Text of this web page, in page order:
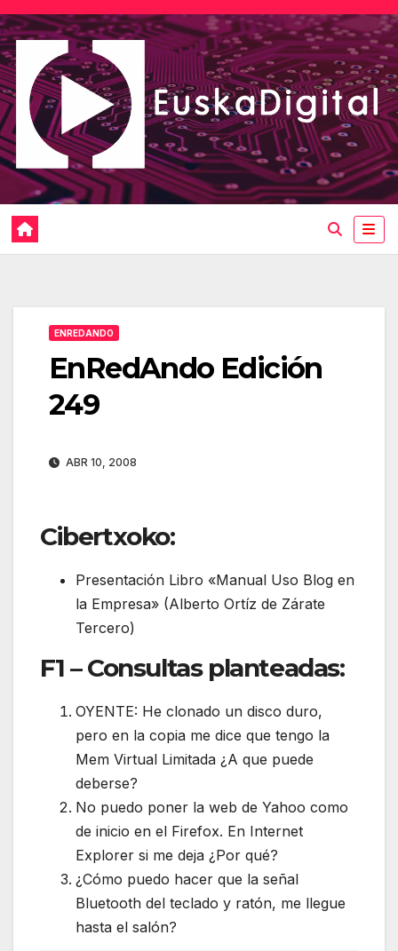
Saltar
al
contenido
ENREDANDO
EnRedAndo Edición
249
ABR 10, 2008
Cibertxoko:
Presentación Libro «Manual Uso Blog en
la Empresa» (Alberto Ortíz de Zárate
Tercero)
F1 – Consultas planteadas:
OYENTE: He clonado un disco duro,
pero en la copia me dice que tengo la
Mem Virtual Limitada ¿A que puede
deberse?
No puedo poner la web de Yahoo como
de inicio en el Firefox. En Internet
Explorer si me deja ¿Por qué?
¿Cómo puedo hacer que la señal
Bluetooth del teclado y ratón, me llegue
hasta el salón?